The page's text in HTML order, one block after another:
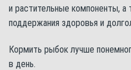
и растительные компоненты,
поддержания здоровья и
Кормить рыбок лучше
в день.